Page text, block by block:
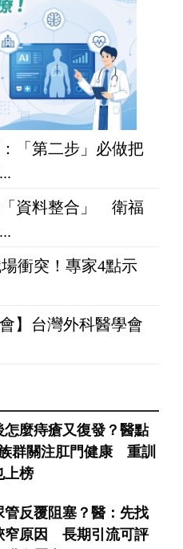
「第二步」必做把
資料整合」 衛福
衝突！專家4點示
】台灣外科醫學會
怎麼痔瘡又復發？醫點
群關注肛門健康 重訓
上榜
管反覆阻塞？醫：先找
窄原因 長期引流可評